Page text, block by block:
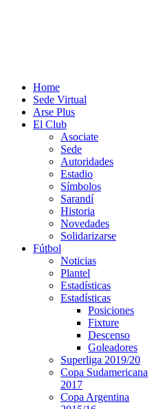
Home
Sede Virtual
Arse Plus
El Club
Asociate
Sede
Autoridades
Estadio
Símbolos
Sarandí
Historia
Novedades
Solidarizarse
Fútbol
Noticias
Plantel
Estadísticas
Estadísticas
Posiciones
Fixture
Descenso
Goleadores
Superliga 2019/20
Copa Sudamericana
2017
Copa Argentina